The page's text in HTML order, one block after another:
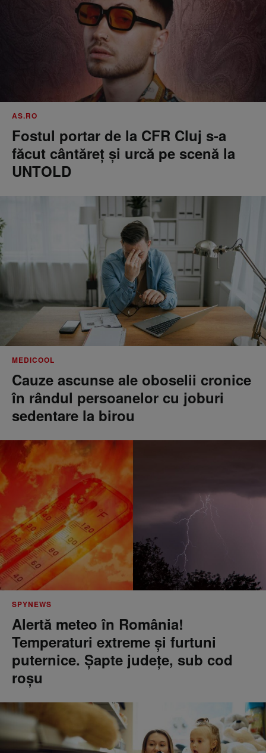
AS.RO
Fostul portar de la CFR Cluj s-a
făcut cântăreţ şi urcă pe scenă la
UNTOLD
MEDICOOL
Cauze ascunse ale oboselii cronice
în rândul persoanelor cu joburi
sedentare la birou
SPYNEWS
Alertă meteo în România!
Temperaturi extreme și furtuni
puternice. Șapte județe, sub cod
roșu